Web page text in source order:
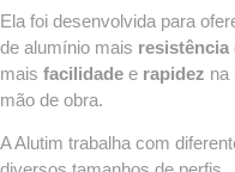
Ela foi desenvolvida para
de alumínio mais resistência
mais facilidade e rapidez na
mão de obra.
A Alutim trabalha com